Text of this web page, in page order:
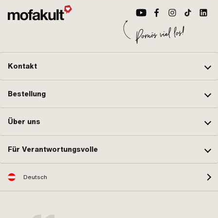
Kontakt
Bestellung
Über uns
Für Verantwortungsvolle
Deutsch